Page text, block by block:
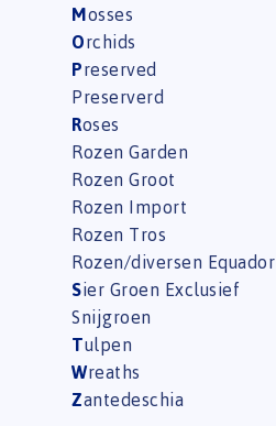
Mosses
Orchids
Preserved
Preserverd
Roses
Rozen Garden
Rozen Groot
Rozen Import
Rozen Tros
Rozen/diversen Equador
Sier Groen Exclusief
Snijgroen
Tulpen
Wreaths
Zantedeschia